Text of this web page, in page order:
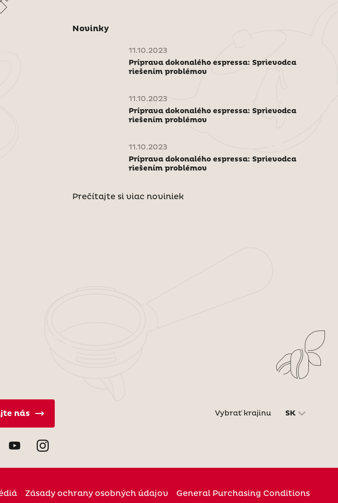
Novinky
11.10.2023
Príprava dokonalého espressa: Sprievodca
riešením problémov
11.10.2023
Príprava dokonalého espressa: Sprievodca
riešením problémov
11.10.2023
Príprava dokonalého espressa: Sprievodca
riešením problémov
Prečítajte si viac noviniek
nás Vybrať krajinu SK
Zásady ochrany osobných údajov General Purchasing Conditions